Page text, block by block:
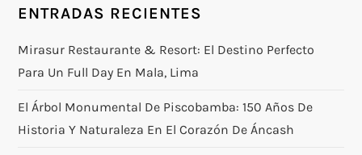
ENTRADAS RECIENTES
Mirasur Restaurante & Resort: El Destino Perfecto
Para Un Full Day En Mala, Lima
El Árbol Monumental De Piscobamba: 150 Años De
Historia Y Naturaleza En El Corazón De Áncash